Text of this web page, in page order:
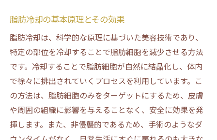
部位別脂肪冷却のアプローチ
脂肪冷却と食事管理の組み合わせで効果ア
ップ
脂肪冷却施術後のアフターケア方法
個々のニーズに合わせた脂肪冷却プランの
提案
脂肪冷却の施術前に知っておくべきポイン
脂肪冷却の基本原理とその効果
脂肪冷却は、科学的な原理に基づいた美容技術であり、
特定の部位を冷却することで脂肪細胞を減少させる方法
です。冷却することで脂肪細胞が自然に結晶化し、体内
で徐々に排出されていくプロセスを利用しています。こ
の方法は、脂肪細胞のみをターゲットにするため、皮膚
や周囲の組織に影響を与えることなく、安全に効果を発
揮します。また、非侵襲的であるため、手術のようなダ